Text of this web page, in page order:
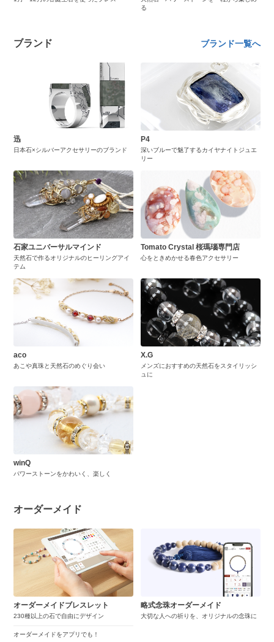
る
ブランド ブランド一覧へ
迅
日本石×シルバーアクセサリーのブランド
P4
深いブルーで魅了するカイヤナイトジュエ
リー
石家ユニバーサルマインド
天然石で作るオリジナルのヒーリングアイ
テム
Tomato Crystal 桜瑪瑙専門店
心をときめかせる春色アクセサリー
aco
あこや真珠と天然石のめぐり会い
X.G
メンズにおすすめの天然石をスタイリッシ
ュに
winQ
パワーストーンをかわいく、楽しく
オーダーメイド
オーダーメイドブレスレット
230種以上の石で自由にデザイン
オーダーメイドをアプリでも！
略式念珠オーダーメイド
大切な人への祈りを、オリジナルの念珠に